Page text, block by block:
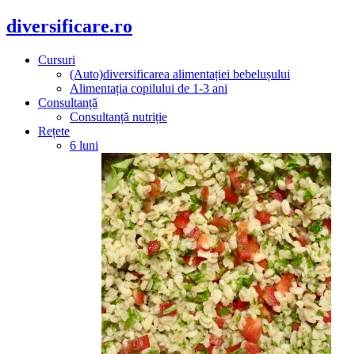
diversificare.ro
Cursuri
(Auto)diversificarea alimentației bebelușului
Alimentația copilului de 1-3 ani
Consultanță
Consultanță nutriție
Rețete
6 luni